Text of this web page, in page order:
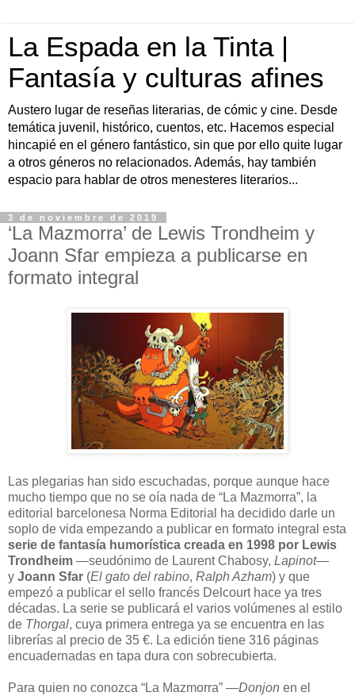
La Espada en la Tinta |
Fantasía y culturas afines
Austero lugar de reseñas literarias, de cómic y cine. Desde
temática juvenil, histórico, cuentos, etc. Hacemos especial
hincapié en el género fantástico, sin que por ello quite lugar
a otros géneros no relacionados. Además, hay también
espacio para hablar de otros menesteres literarios...
3 de noviembre de 2019
‘La Mazmorra’ de Lewis Trondheim y
Joann Sfar empieza a publicarse en
formato integral
Las plegarias han sido escuchadas, porque aunque hace
mucho tiempo que no se oía nada de “La Mazmorra”, la
editorial barcelonesa Norma Editorial ha decidido darle un
soplo de vida empezando a publicar en formato integral esta
serie de fantasía humorística creada en 1998 por Lewis
Trondheim —seudónimo de Laurent Chabosy, Lapinot—
y Joann Sfar (El gato del rabino, Ralph Azham) y que
empezó a publicar el sello francés Delcourt hace ya tres
décadas. La serie se publicará el varios volúmenes al estilo
de Thorgal, cuya primera entrega ya se encuentra en las
librerías al precio de 35 €. La edición tiene 316 páginas
encuadernadas en tapa dura con sobrecubierta.
Para quien no conozca “La Mazmorra” —Donjon en el